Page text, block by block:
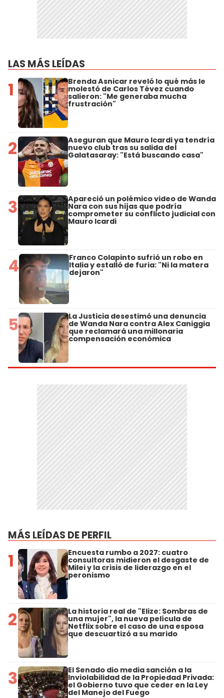
LAS MÁS LEÍDAS
1 Brenda Asnicar reveló lo qué más le
molestó de Carlos Tévez cuando
salieron: "Me generaba mucha
frustración"
2 Aseguran que Mauro Icardi ya tendría
nuevo club tras su salida del
Galatasaray: "Está buscando casa"
3 Apareció un polémico video de Wanda
Nara con sus hijas que podría
comprometer su conflicto judicial con
Mauro Icardi
4 Franco Colapinto sufrió un robo en
Italia y estalló de furia: "Ni la matera
dejaron"
5 La Justicia desestimó una denuncia
de Wanda Nara contra Alex Caniggia
que reclamará una millonaria
compensación económica
MÁS LEÍDAS DE PERFIL
1 Encuesta rumbo a 2027: cuatro
consultoras midieron el desgaste de
Milei y la crisis de liderazgo en el
peronismo
2 La historia real de "Elize: Sombras de
una mujer", la nueva película de
Netflix sobre el caso de una esposa
que descuartizó a su marido
3 El Senado dio media sanción a la
Inviolabilidad de la Propiedad Privada:
el Gobierno tuvo que ceder en la Ley
del Manejo del Fuego